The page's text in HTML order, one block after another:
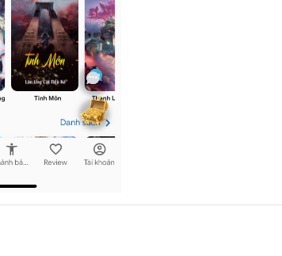
Chương
Bạn có thể dùng phím mũi tên hoặc A/D để lùi/